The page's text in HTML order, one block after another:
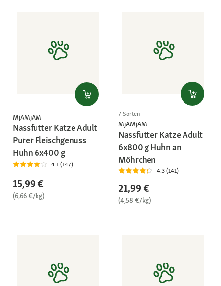
MjAMjAM
Nassfutter Katze Adult
Purer Fleischgenuss
Huhn 6x400 g
4.1 (147)
15,99 €
(6,66 €/kg)
7 Sorten
MjAMjAM
Nassfutter Katze Adult
6x800 g Huhn an
Möhrchen
4.3 (141)
21,99 €
(4,58 €/kg)